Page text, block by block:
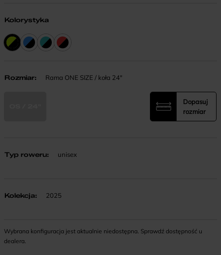
Kolorystyka
Rozmiar: Rama ONE SIZE / koła 24"
Dopasuj
rozmiar
Typ roweru: unisex
Kolekcja: 2025
Wybrana konfiguracja jest aktualnie niedostępna. Sprawdź dostępność u
dealera.